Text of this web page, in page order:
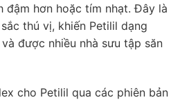
đậm hơn hoặc tím nhạt. Đây là
thú vị, khiến Petilil dạng
được nhiều nhà sưu tập săn
cho Petilil qua các phiên bản